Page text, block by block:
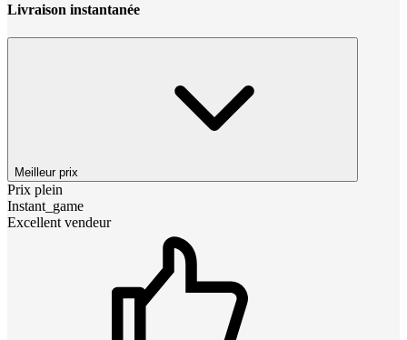
Livraison instantanée
Meilleur prix
Prix plein
Instant_game
Excellent vendeur